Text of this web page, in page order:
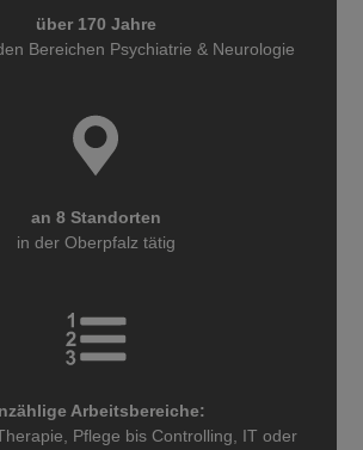
über 170 Jahre
Bereichen Psychiatrie & Neurologie
an 8 Standorten
in der Oberpfalz tätig
Arbeitsbereiche:
Pflege bis Controlling, IT oder